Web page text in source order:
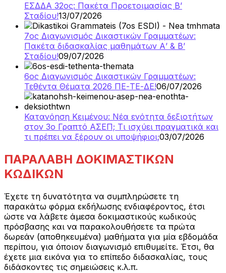
ΕΣΔΔΑ 32ος: Πακέτα Προετοιμασίας Β’
Σταδίου!13/07/2026
7ος Διαγωνισμός Δικαστικών Γραμματέων:
Πακέτα διδασκαλίας μαθημάτων Α’ & Β’
Σταδίου!09/07/2026
6ος Διαγωνισμός Δικαστικών Γραμματέων:
Τεθέντα Θέματα 2026 ΠΕ-ΤΕ-ΔΕ!06/07/2026
Κατανόηση Κειμένου: Νέα ενότητα δεξιοτήτων
στον 3ο Γραπτό ΑΣΕΠ; Τι ισχύει πραγματικά και
τι πρέπει να ξέρουν οι υποψήφιοι;03/07/2026
ΠΑΡΑΛΑΒΗ ΔΟΚΙΜΑΣΤΙΚΩΝ
ΚΩΔΙΚΩΝ
Έχετε τη δυνατότητα να συμπληρώσετε τη
παρακάτω φόρμα εκδήλωσης ενδιαφέροντος, έτσι
ώστε να λάβετε άμεσα δοκιμαστικούς κωδικούς
πρόσβασης και να παρακολουθήσετε τα πρώτα
δωρεάν (αποθηκευμένα) μαθήματα για μία εβδομάδα
περίπου, για όποιον διαγωνισμό επιθυμείτε. Έτσι, θα
έχετε μια εικόνα για το επίπεδο διδασκαλίας, τους
διδάσκοντες τις σημειώσεις κ.λ.π.